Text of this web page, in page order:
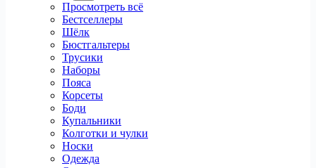
Просмотреть всё
Бестселлеры
Шёлк
Бюстгальтеры
Трусики
Наборы
Пояса
Корсеты
Боди
Купальники
Колготки и чулки
Носки
Одежда